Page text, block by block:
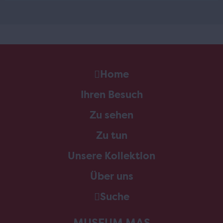
Home
Ihren Besuch
Zu sehen
Zu tun
Unsere Kollektion
Über uns
Suche